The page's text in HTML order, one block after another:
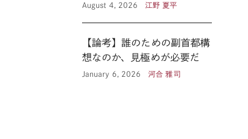
August 4, 2026 江野 夏平
【論考】誰のための副首都構
想なのか、見極めが必要だ
January 6, 2026 河合 雅司